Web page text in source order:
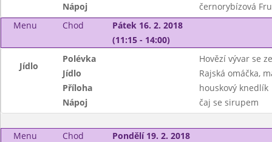
Nápoj
černorybízová
Menu
Chod
Pátek 16. 2. 2018
(11:15 - 14:00)
Jídlo
Polévka
Hovězí vývar se
Jídlo
Rajská omáčka,
Příloha
houskový knedlík
Nápoj
čaj se sirupem
Menu Chod
Pondělí 19. 2. 2018